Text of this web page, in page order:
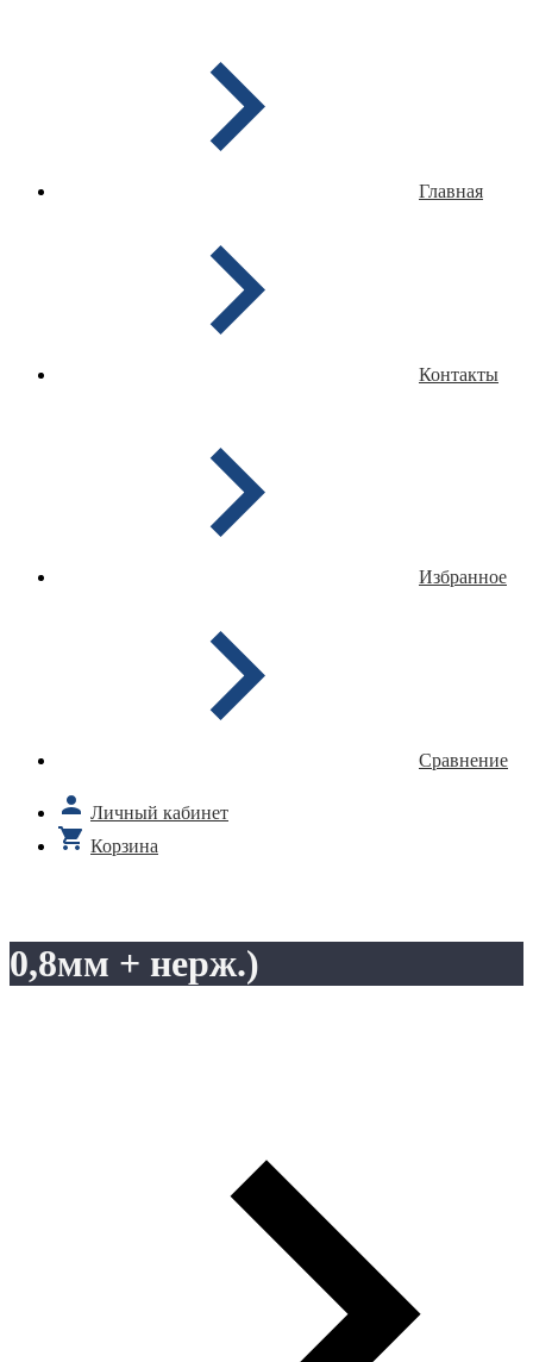
Главная
Контакты
Избранное
Сравнение
Личный кабинет
Корзина
0,8мм + нерж.)